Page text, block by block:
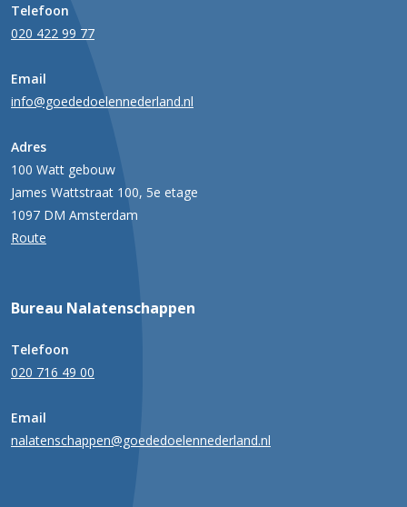
Telefoon
020 422 99 77
Email
info@goededoelennederland.nl
Adres
100 Watt gebouw
James Wattstraat 100, 5e etage
1097 DM Amsterdam
Route
Bureau Nalatenschappen
Telefoon
020 716 49 00
Email
nalatenschappen@goededoelennederland.nl